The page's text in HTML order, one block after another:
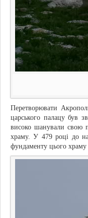
Перетворювати
царського палацу був
високо шанували свою
храму. У 479 році до
фундаменту цього